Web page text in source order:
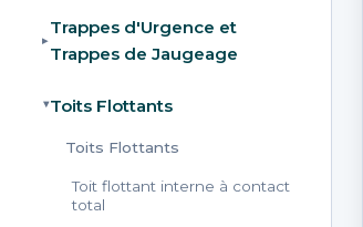
▸
Trappes d'Urgence et
Trappes de Jaugeage
▸Toits Flottants
Toits Flottants
Toit flottant interne à contact
total